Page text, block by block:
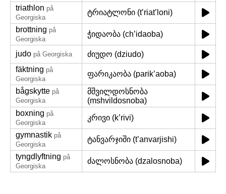
triathlon på
Georgiska
ტრიატლონი (t’riat’loni)
brottning på
Georgiska
ჭიდაობა (ch’idaoba)
judo på Georgiska
ძიუდო (dziudo)
fäktning på
Georgiska
ფარიკაობა (parik’aoba)
bågskytte på
Georgiska
მშვილდოსნობა
(mshvildosnoba)
boxning på
Georgiska
კრივი (k’rivi)
gymnastik på
Georgiska
ტანვარჯიში (t’anvarjishi)
tyngdlyftning på
Georgiska
ძალოსნობა (dzalosnoba)